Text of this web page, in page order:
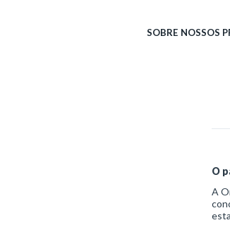
SOBRE NOSSOS
O
A